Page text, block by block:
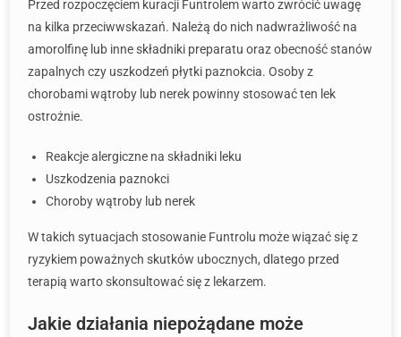
Przed rozpoczęciem kuracji Funtrolem warto zwrócić uwagę
na kilka przeciwwskazań. Należą do nich nadwrażliwość na
amorolfinę lub inne składniki preparatu oraz obecność stanów
zapalnych czy uszkodzeń płytki paznokcia. Osoby z
chorobami wątroby lub nerek powinny stosować ten lek
ostrożnie.
Reakcje alergiczne na składniki leku
Uszkodzenia paznokci
Choroby wątroby lub nerek
W takich sytuacjach stosowanie Funtrolu może wiązać się z
ryzykiem poważnych skutków ubocznych, dlatego przed
terapią warto skonsultować się z lekarzem.
Jakie działania niepożądane może